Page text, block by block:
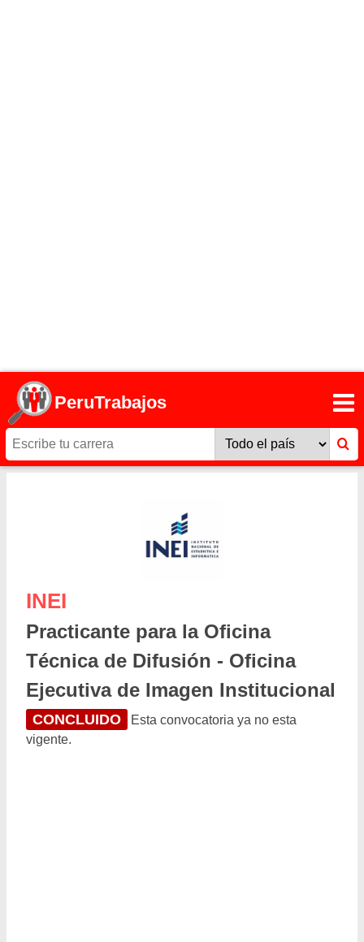
PeruTrabajos
INEI
Practicante para la Oficina
Técnica de Difusión - Oficina
Ejecutiva de Imagen Institucional
CONCLUIDO
Esta convocatoria ya no esta
vigente.